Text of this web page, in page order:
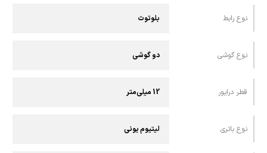
نوع رابط بلوتوث
نوع گوشی دو گوشی
قطر درایور 12 میلی‌متر
نوع باتری لیتیوم یونی